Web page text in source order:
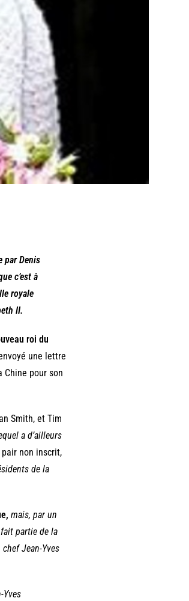
par Denis
c’est à
royale
II.
roi du
une lettre
Chine pour son
Smith, et Tim
a d’ailleurs
non inscrit,
de la
mais, par un
partie de la
Jean-Yves
Yves